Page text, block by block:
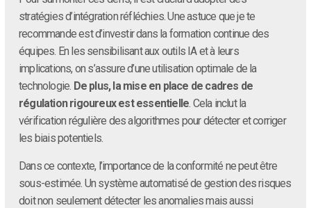
stratégies d’intégration réfléchies. Une astuce que je te
recommande est d’investir dans la formation continue des
équipes. En les sensibilisant aux outils IA et à leurs
implications, on s’assure d’une utilisation optimale de la
technologie. De plus, la mise en place de cadres de
régulation rigoureux est essentielle. Cela inclut la
vérification régulière des algorithmes pour détecter et corriger
les biais potentiels.
Dans ce contexte, l’importance de la conformité ne peut être
sous-estimée. Un système automatisé de gestion des risques
doit non seulement détecter les anomalies mais aussi